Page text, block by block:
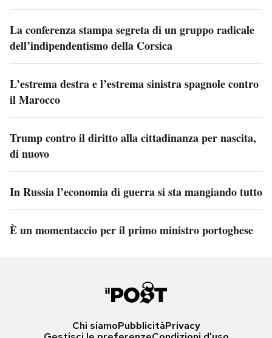
La conferenza stampa segreta di un gruppo radicale
dell’indipendentismo della Corsica
L’estrema destra e l’estrema sinistra spagnole contro
il Marocco
Trump contro il diritto alla cittadinanza per nascita,
di nuovo
In Russia l’economia di guerra si sta mangiando tutto
È un momentaccio per il primo ministro portoghese
Chi siamoPubblicitàPrivacy